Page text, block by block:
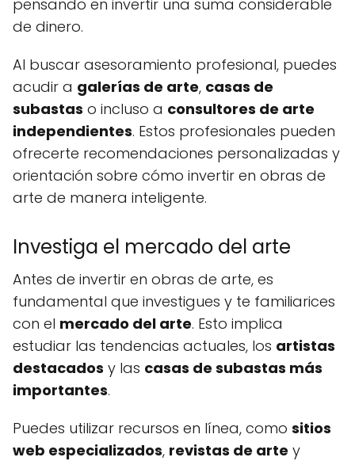
pensando en invertir una suma considerable
de dinero.
Al buscar asesoramiento profesional, puedes
acudir a galerías de arte, casas de
subastas o incluso a consultores de arte
independientes. Estos profesionales pueden
ofrecerte recomendaciones personalizadas y
orientación sobre cómo invertir en obras de
arte de manera inteligente.
Investiga el mercado del arte
Antes de invertir en obras de arte, es
fundamental que investigues y te familiarices
con el mercado del arte. Esto implica
estudiar las tendencias actuales, los artistas
destacados y las casas de subastas más
importantes.
Puedes utilizar recursos en línea, como sitios
web especializados, revistas de arte y